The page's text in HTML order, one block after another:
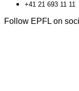
+41 21 693 11 11
Follow EPFL on